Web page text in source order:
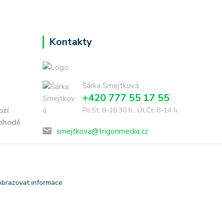
Kontakty
Šárka Smejtková
+420 777 55 17 55
Po,St: 8-16.30 h., Út,Čt: 8-14 h.
smejtkova@trigonmedia.cz
informace